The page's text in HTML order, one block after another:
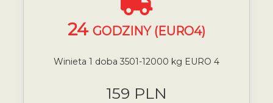
24 GODZINY (EURO4)
Winieta 1 doba 3501-12000 kg EURO 4
159 PLN